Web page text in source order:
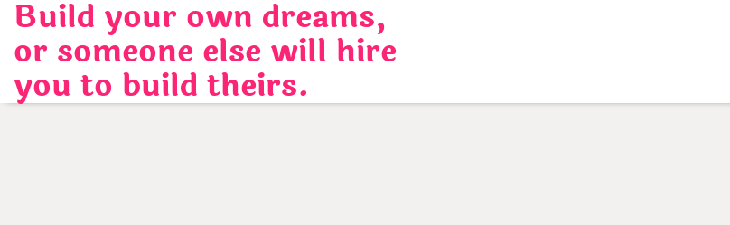
Skip
content
Build your own dreams,
or someone else will hire
you to build theirs.